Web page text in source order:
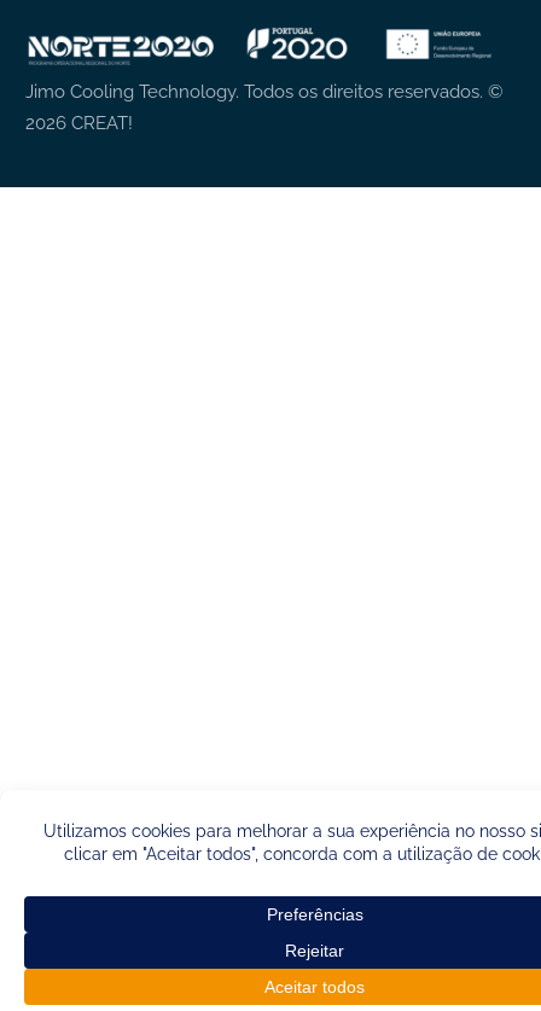
Jimo Cooling Technology. Todos os direitos reservados. ©
2026 CREAT!